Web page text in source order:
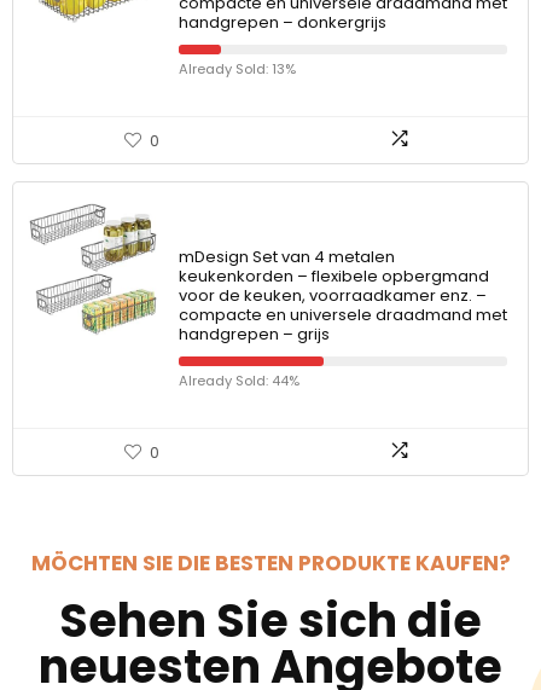
handgrepen – donkergrijs
Already Sold: 13%
0
mDesign Set van 4 metalen
keukenkorden – flexibele opbergmand
voor de keuken, voorraadkamer enz. –
compacte en universele draadmand met
handgrepen – grijs
Already Sold: 44%
0
MÖCHTEN SIE DIE BESTEN PRODUKTE KAUFEN?
Sehen Sie sich die
neuesten Angebote